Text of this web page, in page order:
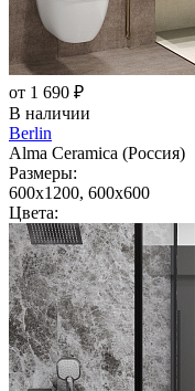
от 1 690 ₽
В наличии
Berlin
Alma Ceramica (Россия)
Размеры:
600x1200, 600x600
Цвета: